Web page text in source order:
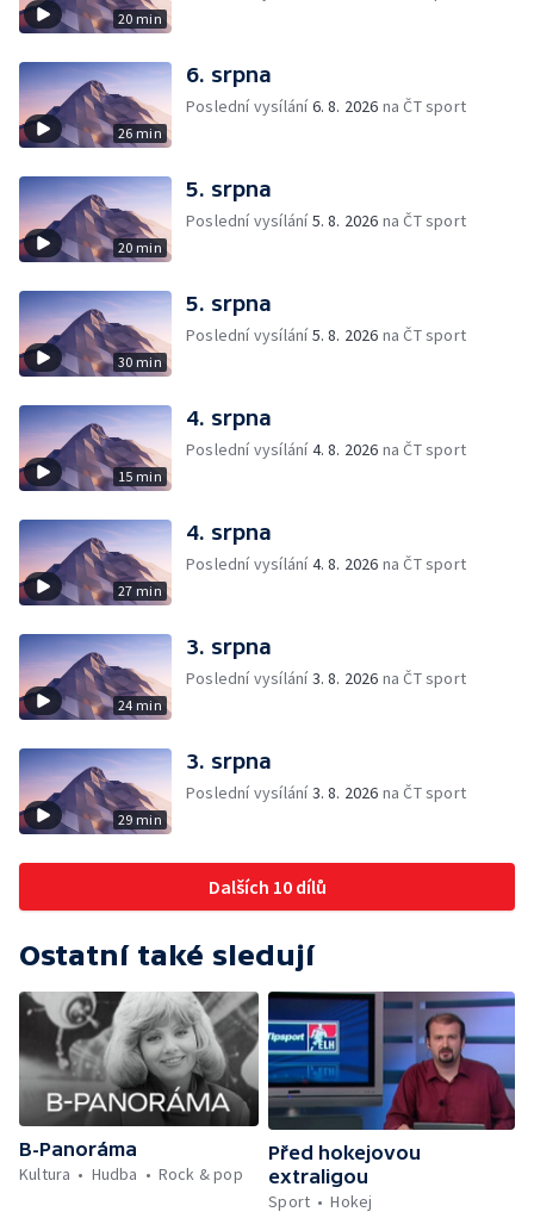
20 min
26 min
6. srpna
Poslední vysílání6. 8. 2026 na ČT sport
20 min
5. srpna
Poslední vysílání5. 8. 2026 na ČT sport
30 min
5. srpna
Poslední vysílání5. 8. 2026 na ČT sport
15 min
4. srpna
Poslední vysílání4. 8. 2026 na ČT sport
27 min
4. srpna
Poslední vysílání4. 8. 2026 na ČT sport
24 min
3. srpna
Poslední vysílání3. 8. 2026 na ČT sport
29 min
3. srpna
Poslední vysílání3. 8. 2026 na ČT sport
Dalších 10 dílů
Ostatní také sledují
B-Panoráma
Kultura
Hudba Rock & pop
Před hokejovou
extraligou
Sport
Hokej